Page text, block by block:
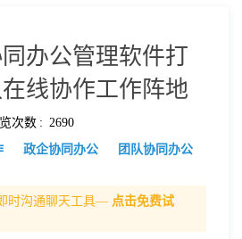
办公管理软件打
线协作工作阵地
次数 : 2690
政企协同办公
团队协同办公
时沟通聊天工具— 点击免费试